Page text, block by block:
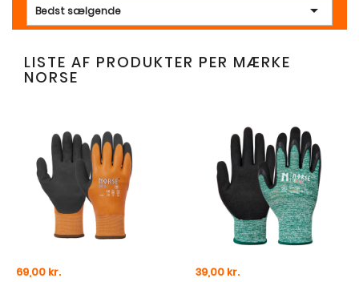
Bedst sælgende 
LISTE AF PRODUKTER PER MÆRKE
NORSE
Pris
69,00 kr. Pris
39,00 kr.